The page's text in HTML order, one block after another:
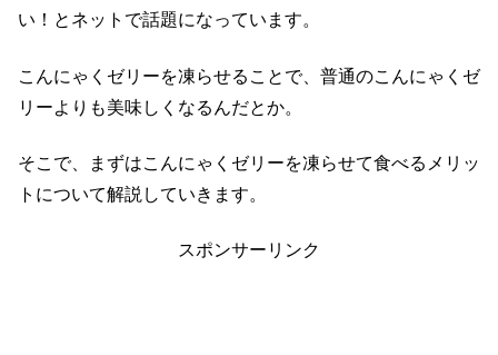
い！とネットで話題になっています。
こんにゃくゼリーを凍らせることで、普通のこんにゃくゼ
リーよりも美味しくなるんだとか。
そこで、まずはこんにゃくゼリーを凍らせて食べるメリッ
トについて解説していきます。
スポンサーリンク